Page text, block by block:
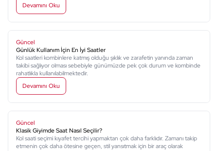
Devamını Oku
Güncel
Günlük Kullanım İçin En İyi Saatler
Kol saatleri kombinlere katmış olduğu şıklık ve zarafetin yanında zaman
takibi sağlıyor olması sebebiyle günümüzde pek çok durum ve kombinde
rahatlıkla kullanılabilmektedir.
Devamını Oku
Güncel
Klasik Giyimde Saat Nasıl Seçilir?
Kol saati seçimi kıyafet tercihi yapmaktan çok daha farklıdır. Zamanı takip
etmenin çok daha ötesine geçen, stil yansıtmak için bir araç olarak